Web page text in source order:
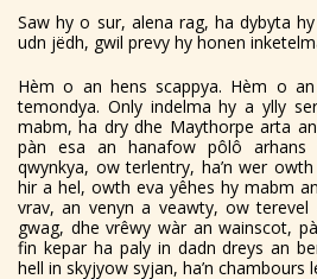
Saw hy o sur, alena rag, ha dybyta
udn jëdh, gwil prevy hy honen
Hèm o an hens scappya. Hèm o
temondya. Only indelma hy a ylly
mabm, ha dry dhe Maythorpe arta
pàn esa an hanafow pôlô
qwynkya, ow terlentry, ha’n wer
hir a hel, owth eva yêhes hy mabm
vrav, an venyn a veawty, ow
gwag, dhe vrêwy wàr an wainscot,
fin kepar ha paly in dadn dreys an
hell in skyjyow syjan, ha’n